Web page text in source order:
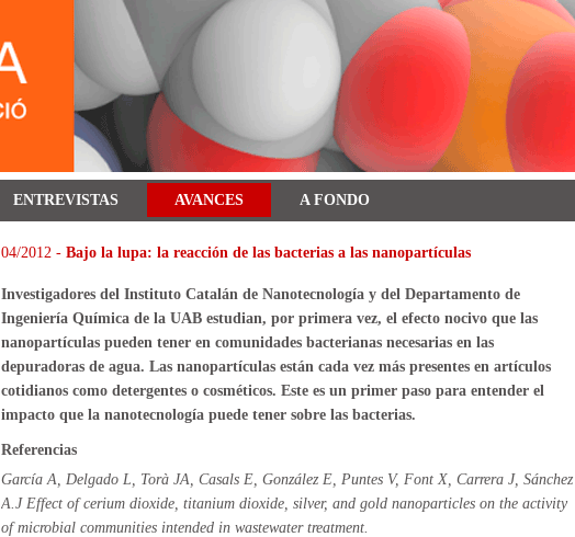
ENTREVISTAS AVANCES A FONDO
04/2012 - Bajo la lupa: la reacción de las bacterias a las nanopartículas
Investigadores del Instituto Catalán de Nanotecnología y del Departamento de
Ingeniería Químicade la UAB estudian, por primera vez, el efecto nocivo que las
nanopartículas pueden tener en comunidades bacterianas necesarias en las
depuradoras de agua. Las nanopartículas están cada vez más presentes en artículos
cotidianos como detergentes o cosméticos. Este es un primer paso para entender el
impacto que la nanotecnología puede tener sobre las bacterias.
Referencias
García A, Delgado L, Torà JA, Casals E, González E, Puntes V, Font X, Carrera J, Sánchez
A.J Effect of cerium dioxide, titanium dioxide, silver, and gold nanoparticles on the activity
of microbial communities intended in wastewater treatment.